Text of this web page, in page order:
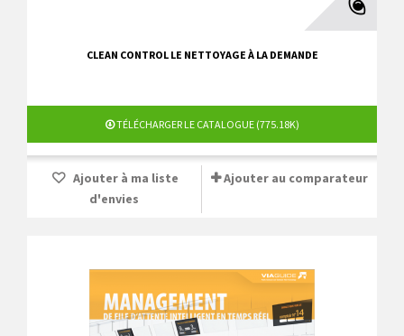
CLEAN CONTROL LE NETTOYAGE À LA DEMANDE
TÉLÉCHARGER LE CATALOGUE (775.18K)
Ajouter à ma liste
d'envies
Ajouter au comparateur